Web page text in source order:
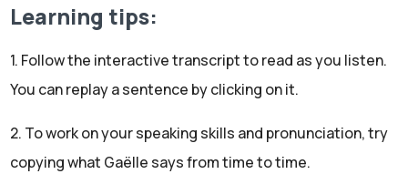
enfin: "tu veux visiter le château ou tu préfères aller à la
la plage?" Donc dans mes trois exemples, j'ai parlé de
Paris, donc une ville; le musée du Louvre, le château.
une personne. Par exemple, il est interdit de dire -it's
Learning tips:
1. Follow the interactive transcript to read as you listen.
You can replay a sentence by clicking on it.
2. To work on your speaking skills and pronunciation, try
copying what Gaëlle says from time to time.